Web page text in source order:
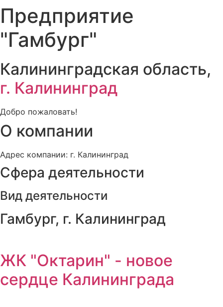
Предприятие
"Гамбург"
Калининградская область,
г. Калининград
Добро пожаловать!
О компании
Адрес компании: г. Калининград
Сфера деятельности
Вид деятельности
Гамбург, г. Калининград
ЖК "Октарин" - новое
сердце Калининграда